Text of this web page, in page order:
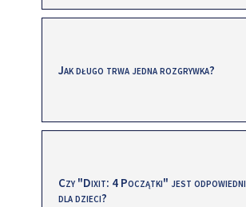
Jak długo trwa jedna rozgrywka?
Czy "Dixit: 4 Początki" jest odpowiedni
dla dzieci?